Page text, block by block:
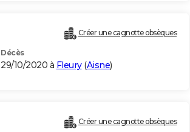
Créer une cagnotte obsèques
Décès
29/10/2020 à Fleury(Aisne)
Créer une cagnotte obsèques